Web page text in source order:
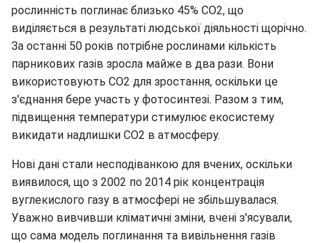
рослинність поглинає близько 45% СО2, що
виділяється в результаті людської діяльності щорічно.
За останні 50 років потрібне рослинами кількість
парникових газів зросла майже в два рази. Вони
використовують СО2 для зростання, оскільки це
з'єднання бере участь у фотосинтезі. Разом з тим,
підвищення температури стимулює екосистему
викидати надлишки СО2 в атмосферу.
Нові дані стали несподіванкою для вчених, оскільки
виявилося, що з 2002 по 2014 рік концентрація
вуглекислого газу в атмосфері не збільшувалася.
Уважно вивчивши кліматичні зміни, вчені з'ясували,
що сама модель поглинання та вивільнення газів